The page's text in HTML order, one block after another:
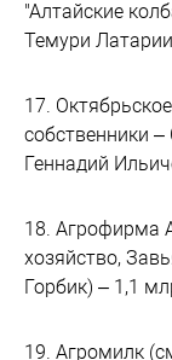
"Алтайские
Темури
17.
собственники
Геннадий
18. Агрофирма
хозяйство,
Горбик) – 1,1
19. Агромилк